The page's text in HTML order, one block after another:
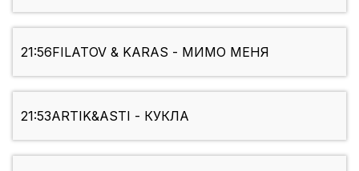
21:56FILATOV & KARAS - МИМО МЕНЯ
21:53ARTIK&ASTI - КУКЛА